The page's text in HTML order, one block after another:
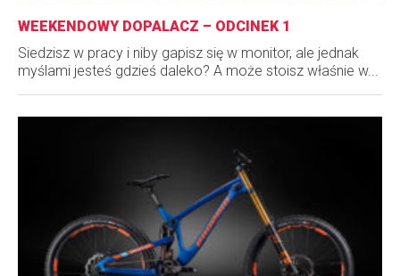
WEEKENDOWY DOPALACZ – ODCINEK 1
Siedzisz w pracy i niby gapisz się w monitor, ale jednak
myślami jesteś gdzieś daleko? A może stoisz właśnie w...